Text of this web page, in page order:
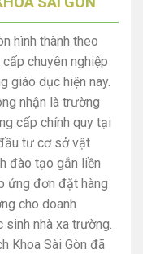
hình thành theo
chuyên nghiệp
giáo dục hiện nay.
nhận là trường
cấp chính quy tại
tư cơ sở vật
đào tạo gắn liền
ứng đơn đặt hàng
cho doanh
sinh nhà xa trường.
Khoa Sài Gòn đã